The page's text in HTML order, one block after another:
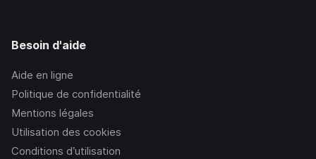
Besoin d'aide
Aide en ligne
Politique de confidentialité
Mentions légales
Utilisation des cookies
Conditions d’utilisation